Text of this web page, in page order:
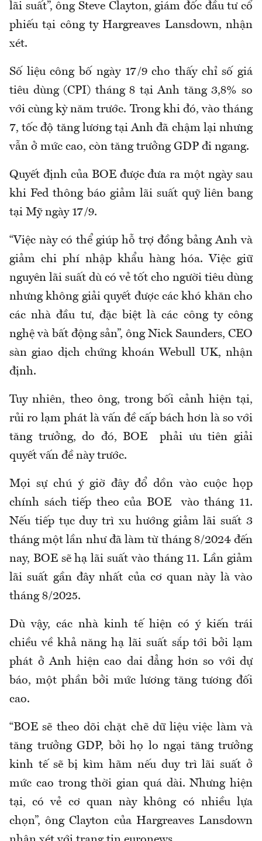
lãi suất”, ông Steve Clayton, giám đốc đầu tư cổ
phiếu tại công ty Hargreaves Lansdown, nhận
xét.
Số liệu công bố ngày 17/9 cho thấy chỉ số giá
tiêu dùng (CPI) tháng 8 tại Anh tăng 3,8% so
với cùng kỳ năm trước. Trong khi đó, vào tháng
7, tốc độ tăng lương tại Anh đã chậm lại nhưng
vẫn ở mức cao, còn tăng trưởng GDP đi ngang.
Quyết định của BOE được đưa ra một ngày sau
khi Fed thông báo giảm lãi suất quỹ liên bang
tại Mỹ ngày 17/9.
“Việc này có thể giúp hỗ trợ đồng bảng Anh và
giảm chi phí nhập khẩu hàng hóa. Việc giữ
nguyên lãi suất dù có vẻ tốt cho người tiêu dùng
nhưng không giải quyết được các khó khăn cho
các nhà đầu tư, đặc biệt là các công ty công
nghệ và bất động sản”, ông Nick Saunders, CEO
sàn giao dịch chứng khoán Webull UK, nhận
định.
Tuy nhiên, theo ông, trong bối cảnh hiện tại,
rủi ro lạm phát là vấn đề cấp bách hơn là so với
tăng trưởng, do đó, BOE phải ưu tiên giải
quyết vấn đề này trước.
Mọi sự chú ý giờ đây đổ dồn vào cuộc họp
chính sách tiếp theo của BOE vào tháng 11.
Nếu tiếp tục duy trì xu hướng giảm lãi suất 3
tháng một lần như đã làm từ tháng 8/2024 đến
nay, BOE sẽ hạ lãi suất vào tháng 11. Lần giảm
lãi suất gần đây nhất của cơ quan này là vào
tháng 8/2025.
Dù vậy, các nhà kinh tế hiện có ý kiến trái
chiều về khả năng hạ lãi suất sắp tới bởi lạm
phát ở Anh hiện cao dai dẳng hơn so với dự
báo, một phần bởi mức lương tăng tương đối
cao.
“BOE sẽ theo dõi chặt chẽ dữ liệu việc làm và
tăng trưởng GDP, bởi họ lo ngại tăng trưởng
kinh tế sẽ bị kìm hãm nếu duy trì lãi suất ở
mức cao trong thời gian quá dài. Nhưng hiện
tại, có vẻ cơ quan này không có nhiều lựa
chọn”, ông Clayton của Hargreaves Lansdown